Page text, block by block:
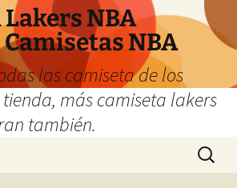
NBA
NBA
las camiseta de los
más camiseta lakers
también.
Buscar: